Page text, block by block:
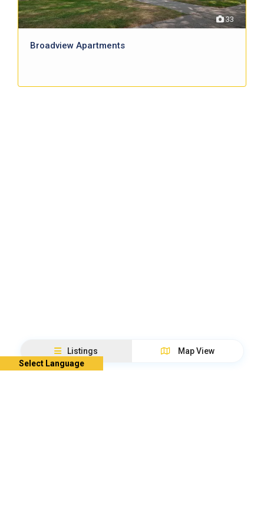
33
Broadview Apartments
Listings
Map View
Select Language